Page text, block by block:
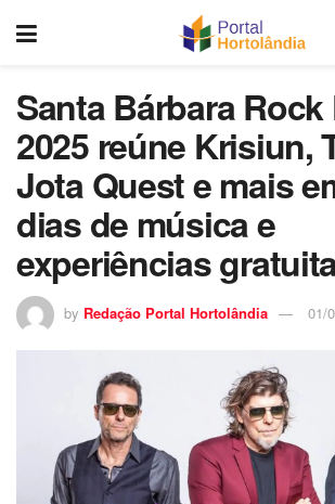
Santa Bárbara Rock
2025 reúne Krisiun,
Jota Quest e mais
dias de música e
experiências
by Redação Portal Hortolândia 01/